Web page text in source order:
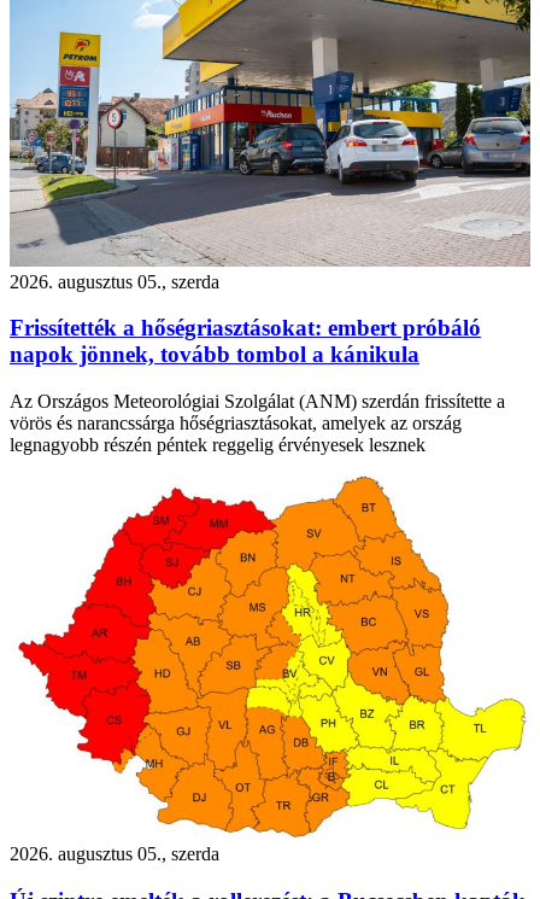
2026. augusztus 05., szerda
Frissítették a hőségriasztásokat: embert próbáló
napok jönnek, tovább tombol a kánikula
Az Országos Meteorológiai Szolgálat (ANM) szerdán frissítette a
vörös és narancssárga hőségriasztásokat, amelyek az ország
legnagyobb részén péntek reggelig érvényesek lesznek
2026. augusztus 05., szerda